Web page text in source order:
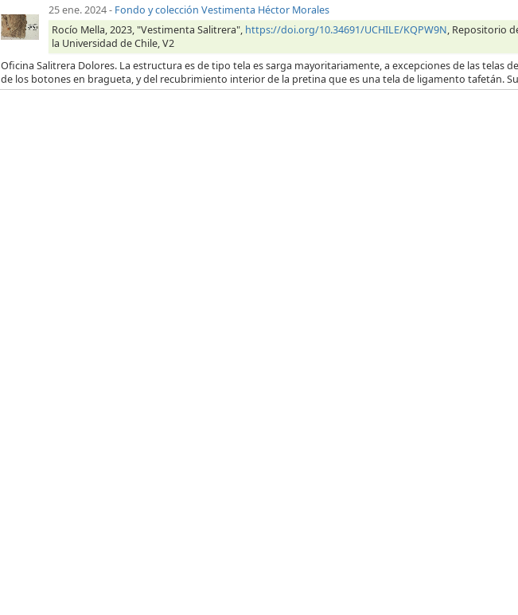
25 ene. 2024- Fondo y colección Vestimenta Héctor Morales
Rocío Mella, 2023, "Vestimenta Salitrera", https://doi.org/10.34691/UCHILE/KQPW9N, Repositorio
la Universidad de Chile, V2
Oficina Salitrera Dolores. La estructura es de tipo tela es sarga mayoritariamente, a excepciones de las telas
de los botones en bragueta, y del recubrimiento interior de la pretina que es una tela de ligamento tafetán.